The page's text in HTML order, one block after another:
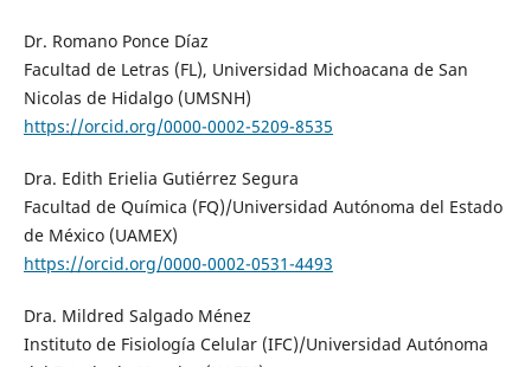
Dr. Romano Ponce Díaz
Facultad de Letras (FL), Universidad Michoacana de San
Nicolas de Hidalgo (UMSNH)
https://orcid.org/0000-0002-5209-8535
Dra. Edith Erielia Gutiérrez Segura
Facultad de Química (FQ)/Universidad Autónoma del Estado
de México (UAMEX)
https://orcid.org/0000-0002-0531-4493
Dra. Mildred Salgado Ménez
Instituto de Fisiología Celular (IFC)/Universidad Autónoma